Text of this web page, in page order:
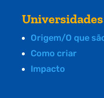
Origem/O que
Como criar
Impacto